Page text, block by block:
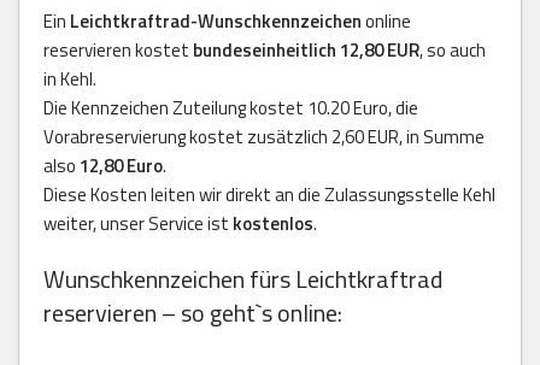
Ein Leichtkraftrad-Wunschkennzeichenonline
reservieren kostet bundeseinheitlich 12,80 EUR, so auch
in Kehl.
Die Kennzeichen Zuteilung kostet 10.20 Euro, die
Vorabreservierung kostet zusätzlich 2,60 EUR, in Summe
also 12,80 Euro.
Diese Kosten leiten wir direkt an die Zulassungsstelle Kehl
weiter, unser Service ist kostenlos.
Wunschkennzeichen fürs Leichtkraftrad
reservieren – so geht`s online: